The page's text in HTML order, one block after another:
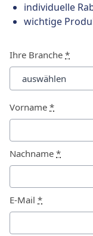
individuelle
wichtige
Ihre Branche *
Vorname *
Nachname *
E-Mail *